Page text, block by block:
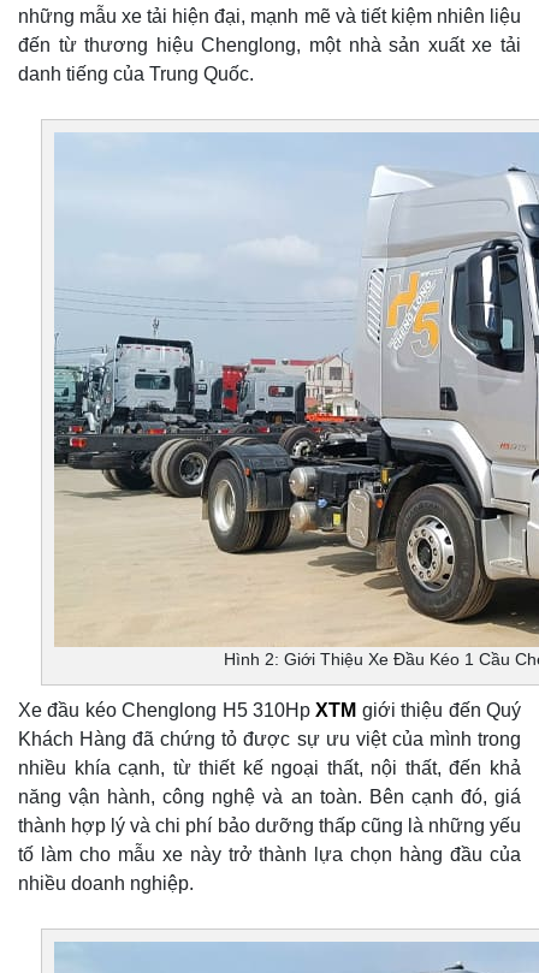
những mẫu xe tải hiện đại, mạnh mẽ và tiết kiệm nhiên liệu
đến từ thương hiệu Chenglong, một nhà sản xuất xe tải
danh tiếng của Trung Quốc.
Hình 2: Giới Thiệu Xe Đầu Kéo 1 Cầu
Xe đầu kéo Chenglong H5 310HpXTM giới thiệu đến Quý
Khách Hàng đã chứng tỏ được sự ưu việt của mình trong
nhiều khía cạnh, từ thiết kế ngoại thất, nội thất, đến khả
năng vận hành, công nghệ và an toàn. Bên cạnh đó, giá
thành hợp lý và chi phí bảo dưỡng thấp cũng là những yếu
tố làm cho mẫu xe này trở thành lựa chọn hàng đầu của
nhiều doanh nghiệp.